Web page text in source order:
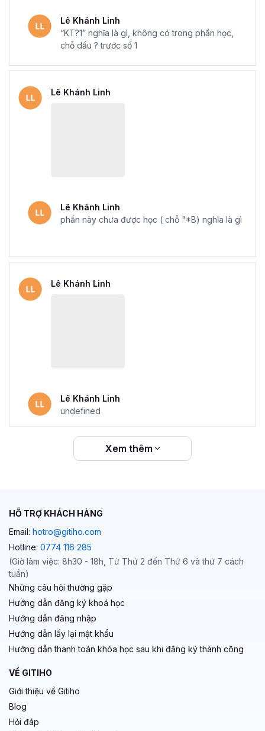
Mẫu chứng chỉ Excel sau khi hoàn thành khóa học tại Gitiho
Gitiho, sẽ giúp bạn làm việc linh hoạt hơn, mở ra cơ hội
nhận những ưu đãi tuyệt vời từ Gitiho nhé.
Lê Khánh Linh
“KT?1” nghĩa là gì, không có trong phần học,
chỗ dấu ? trước số 1
Lê Khánh Linh
Lê Khánh Linh
phần này chưa được học ( chỗ "*B) nghĩa là gì
Lê Khánh Linh
Lê Khánh Linh
undefined
Xem thêm
HỖ TRỢ KHÁCH HÀNG
Email: hotro@gitiho.com
Hotline: 0774 116 285
(Giờ làm việc: 8h30 - 18h, Từ Thứ 2 đến Thứ 6 và thứ 7 cách
tuần)
Những câu hỏi thường gặp
Hướng dẫn đăng ký khoá học
Hướng dẫn đăng nhập
Hướng dẫn lấy lại mật khẩu
Hướng dẫn thanh toán khóa học sau khi đăng ký thành công
VỀ GITIHO
Giới thiệu về Gitiho
Blog
Hỏi đáp